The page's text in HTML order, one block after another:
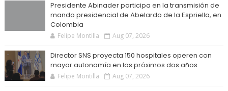
Presidente Abinader participa en la transmisión de
mando presidencial de Abelardo de la Espriella, en
Colombia
Felipe Montilla Aug 07, 2026
Director SNS proyecta 150 hospitales operen con
mayor autonomía en los próximos dos años
Felipe Montilla Aug 07, 2026